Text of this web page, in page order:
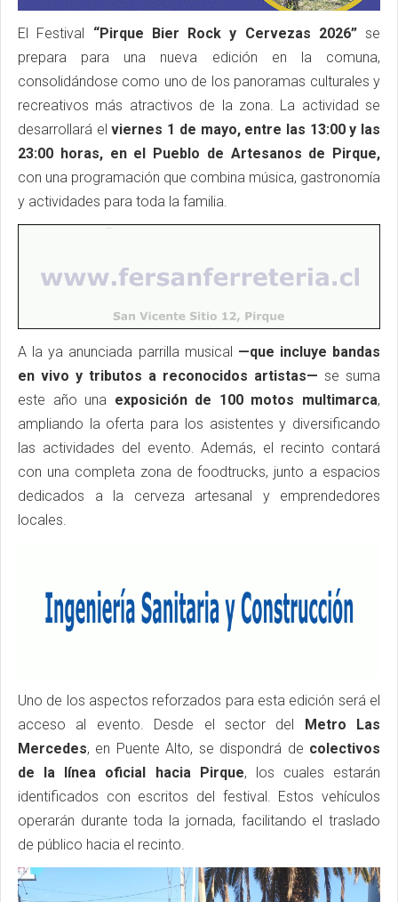
El Festival “Pirque Bier Rock y Cervezas 2026”se
prepara para una nueva edición en la comuna,
consolidándose como uno de los panoramas culturales y
recreativos más atractivos de la zona. La actividad se
desarrollará el viernes 1 de mayo, entre las 13:00 y las
23:00 horas, en el Pueblo de Artesanos de Pirque,
con una programación que combina música, gastronomía
y actividades para toda la familia.
A la ya anunciada parrilla musical —que incluye bandas
en vivo y tributos a reconocidos artistas— se suma
este año una exposición de 100 motos multimarca,
ampliando la oferta para los asistentes y diversificando
las actividades del evento. Además, el recinto contará
con una completa zona de foodtrucks, junto a espacios
dedicados a la cerveza artesanal y emprendedores
locales.
Uno de los aspectos reforzados para esta edición será el
acceso al evento. Desde el sector del Metro Las
Mercedes, en Puente Alto, se dispondrá de colectivos
de la línea oficial hacia Pirque, los cuales estarán
identificados con escritos del festival. Estos vehículos
operarán durante toda la jornada, facilitando el traslado
de público hacia el recinto.